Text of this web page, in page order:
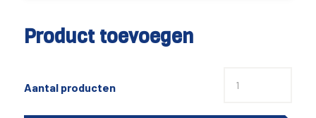
Product toevoegen
Aantal producten